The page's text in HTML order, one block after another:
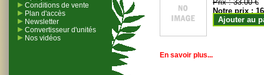
Conditions de vente
Plan d'accès
Newsletter
Convertisseur d'unités
Nos vidéos
Prix :33.00 €
Notre prix :
Ajouter au
En savoir plus...